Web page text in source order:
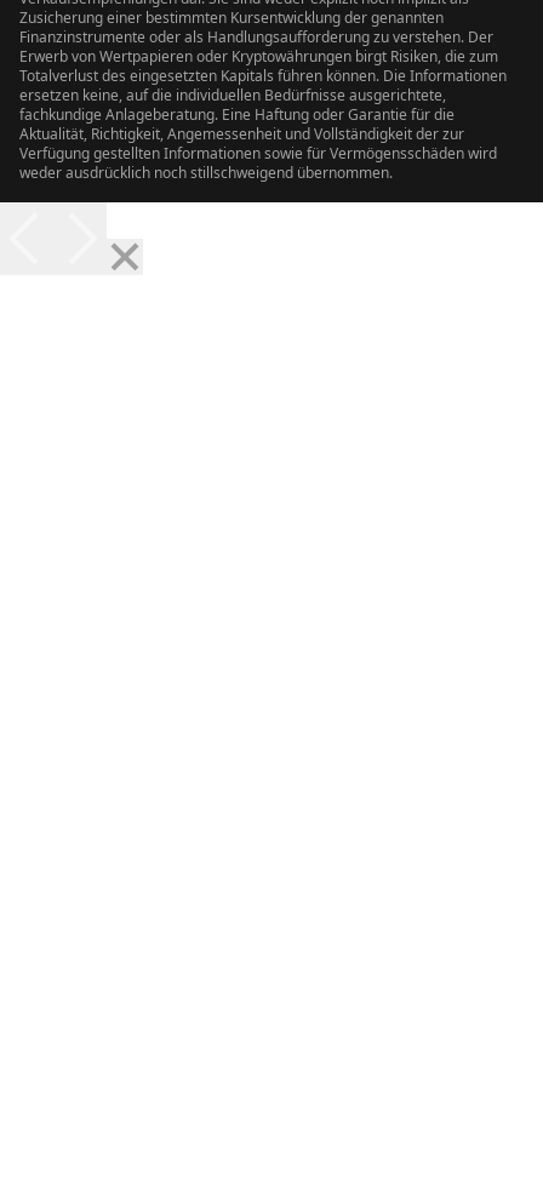
Zusicherung einer bestimmten Kursentwicklung der genannten
Finanzinstrumente oder als Handlungsaufforderung zu verstehen. Der
Erwerb von Wertpapieren oder Kryptowährungen birgt Risiken, die zum
Totalverlust des eingesetzten Kapitals führen können. Die Informationen
ersetzen keine, auf die individuellen Bedürfnisse ausgerichtete,
fachkundige Anlageberatung. Eine Haftung oder Garantie für die
Aktualität, Richtigkeit, Angemessenheit und Vollständigkeit der zur
Verfügung gestellten Informationen sowie für Vermögensschäden wird
weder ausdrücklich noch stillschweigend übernommen.